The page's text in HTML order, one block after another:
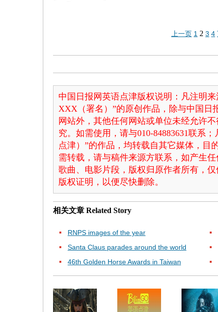
上一页 1 2 3 4
中国日报网英语点津版权说明：凡注明
XXX（署名）”的原创作品，除与中国日
网站外，其他任何网站或单位未经允许
究。如需使用，请与010-84883631联系
点津）”的作品，均转载自其它媒体，目
需转载，请与稿件来源方联系，如产生
歌曲、电影片段，版权归原作者所有，
版权证明，以便尽快删除。
相关文章 Related Story
RNPS images of the year
Santa Claus parades around the world
46th Golden Horse Awards in Taiwan